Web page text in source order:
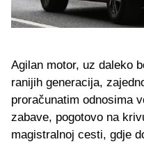
Agilan motor, uz daleko
ranijih generacija,
proračunatim odnosima
zabave, pogotovo na
magistralnoj cesti, gdje